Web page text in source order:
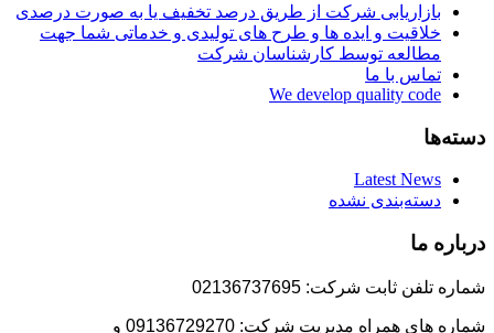
بازاریابی شرکت از طریق درصد تخفیف یا به صورت درصدی
خلاقیت و ایده ها و طرح های تولیدی و خدماتی شما جهت
مطالعه توسط کارشناسان شرکت
تماس با ما
We develop quality code
دسته‌ها
Latest News
دسته‌بندی نشده
درباره ما
شماره تلفن ثابت شرکت: 02136737695
شماره های همراه مدیریت شرکت: 09136729270 و